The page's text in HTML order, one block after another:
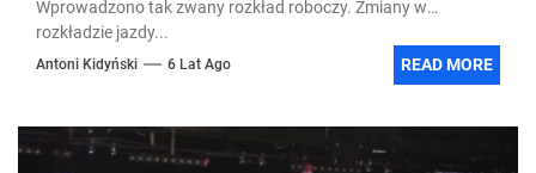
Wprowadzono tak zwany rozkład roboczy. Zmiany w
rozkładzie jazdy...
Antoni Kidyński 6 Lat Ago READ MORE